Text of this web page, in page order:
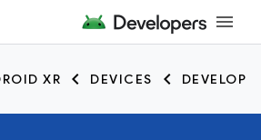
DEVELOP
DEVICES
XR